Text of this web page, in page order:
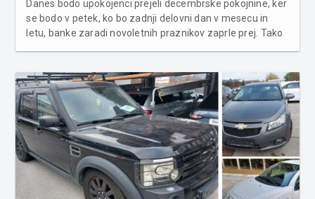
Danes bodo upokojenci prejeli decembrske pokojnine, ker
se bodo v petek, ko bo zadnji delovni dan v mesecu in
letu, banke zaradi novoletnih praznikov zaprle prej. Tako
vlade je do red...